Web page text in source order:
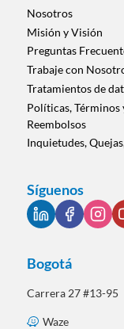
categoría
Nosotros
Misión y Visión
Preguntas
Trabaje con
Tratamientos de
Políticas,
Reembolsos
Inquietudes,
Síguenos
Bogotá
Carrera 27 #13-95
Waze